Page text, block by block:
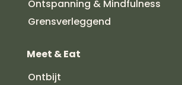
Ontspanning & Mindfulness
Grensverleggend
Meet & Eat
Ontbijt